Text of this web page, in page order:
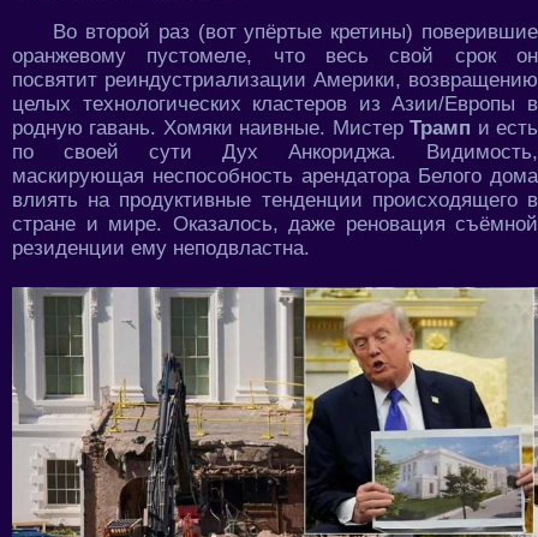
Во второй раз (вот упёртые кретины) поверившие
оранжевому пустомеле, что весь свой срок он
посвятит реиндустриализации Америки, возвращению
целых технологических кластеров из Азии/Европы в
родную гавань. Хомяки наивные. МистерТрамп и есть
по своей сути Дух Анкориджа. Видимость,
маскирующая неспособность арендатора Белого дома
влиять на продуктивные тенденции происходящего в
стране и мире. Оказалось, даже реновация съёмной
резиденции ему неподвластна.